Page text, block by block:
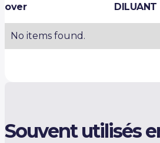
over
DILUANT
No items found.
Souvent utilisés